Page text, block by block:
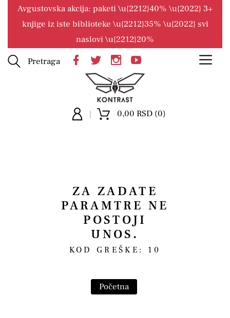
Avgustovska akcija: paketi \u{2212}40% \u{2022} 3+
knjige iz iste biblioteke \u{2212}35% \u{2022} svi
naslovi \u{2212}20%
Pretraga
0,00 RSD (0)
ZA ZADATE
PARAMTRE NE
POSTOJI
UNOS.
KOD GREŠKE: 10
Početna